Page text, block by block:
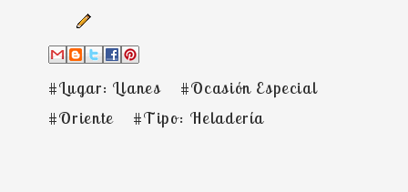
#Lugar: Llanes
#Ocasión Especial
#Oriente
#Tipo: Heladería